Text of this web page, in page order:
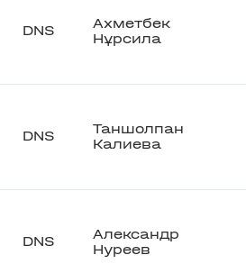
DNS
Ахметбек
Нұрсила
DNS
Таншолпан
Калиева
DNS
Александр
Нуреев